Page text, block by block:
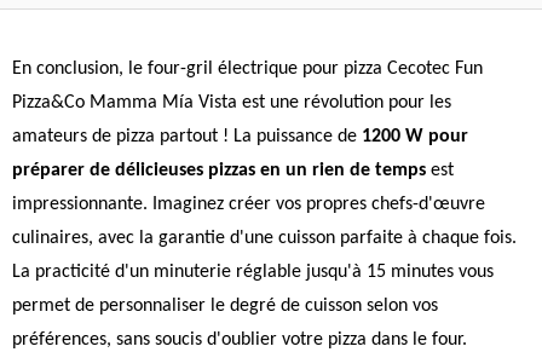
En conclusion, le four-gril électrique pour pizza Cecotec Fun
Pizza&Co Mamma Mía Vista est une révolution pour les
amateurs de pizza partout ! La puissance de 1200 W pour
préparer de délicieuses pizzas en un rien de temps est
impressionnante. Imaginez créer vos propres chefs-d'œuvre
culinaires, avec la garantie d'une cuisson parfaite à chaque fois.
La practicité d'un minuterie réglable jusqu'à 15 minutes vous
permet de personnaliser le degré de cuisson selon vos
préférences, sans soucis d'oublier votre pizza dans le four.